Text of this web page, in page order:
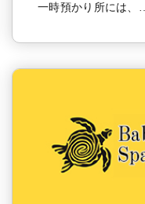
一時預かり所には、…